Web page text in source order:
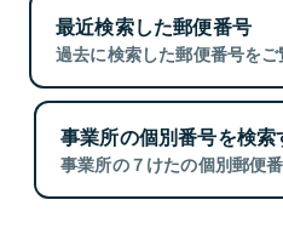
最近検索した郵便番号
過去に検索した郵便番号をご
事業所の個別番号を検索
事業所の７けたの個別郵便